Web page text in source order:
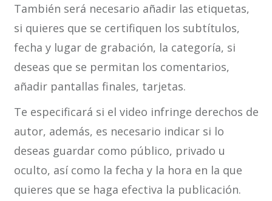
También será necesario añadir las etiquetas,
si quieres que se certifiquen los subtítulos,
fecha y lugar de grabación, la categoría, si
deseas que se permitan los comentarios,
añadir pantallas finales, tarjetas.
Te especificará si el video infringe derechos de
autor, además, es necesario indicar si lo
deseas guardar como público, privado u
oculto, así como la fecha y la hora en la que
quieres que se haga efectiva la publicación.